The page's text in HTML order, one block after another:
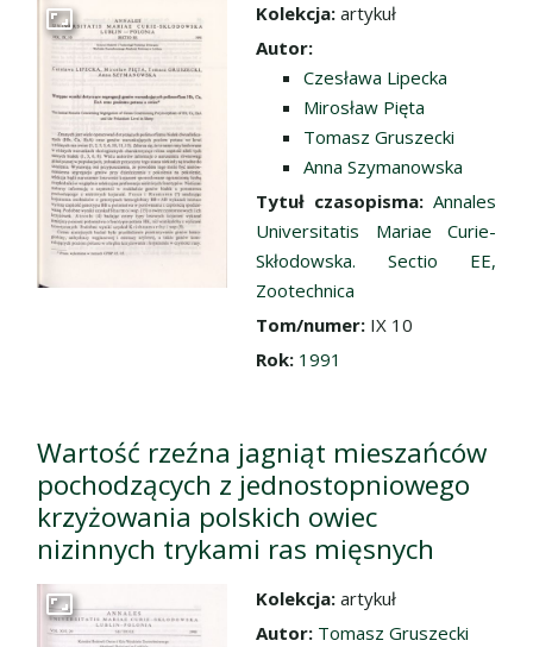
Przejdź do zbioru
Kolekcja: artykuł
Autor:
Czesława Lipecka
Mirosław Pięta
Tomasz Gruszecki
Anna Szymanowska
Tytuł czasopisma: Annales
Universitatis Mariae Curie-
Skłodowska. Sectio EE,
Zootechnica
Tom/numer: IX 10
Rok: 1991
Wartość rzeźna jagniąt mieszańców
pochodzących z jednostopniowego
krzyżowania polskich owiec
nizinnych trykami ras mięsnych
Przejdź do zbioru
Kolekcja: artykuł
Autor: Tomasz Gruszecki